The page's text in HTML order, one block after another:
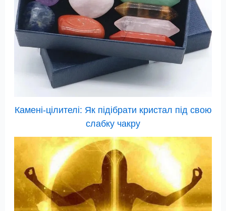
Камені-цілителі: Як підібрати кристал під свою
слабку чакру